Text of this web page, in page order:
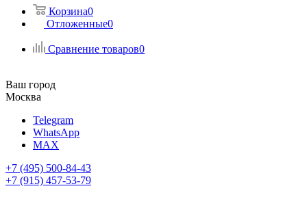
Корзина0
Отложенные0
Сравнение товаров0
Ваш город
Москва
Telegram
WhatsApp
MAX
+7 (495) 500-84-43
+7 (915) 457-53-79